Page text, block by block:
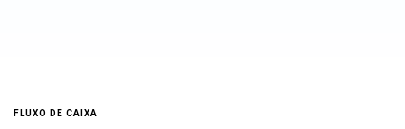
FLUXO DE CAIXA